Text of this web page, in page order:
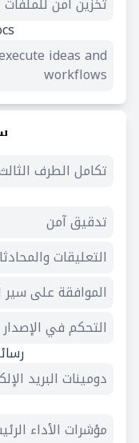
ideas and
workflows
تكامل الطرف
تدقيق آمن
التعليقات
الموافقة على سير
التحكم في الإصدار
دومينات البريد
مؤشرات الأداء